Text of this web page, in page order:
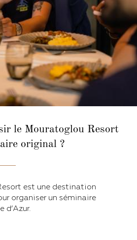
le Mouratoglou Resort
original ?
est une destination
organiser un séminaire
d’Azur.